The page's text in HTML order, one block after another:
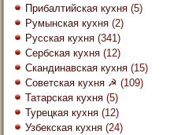
Прибалтийская кухня (5)
Румынская кухня (2)
Русская кухня (341)
Сербская кухня (12)
Скандинавская кухня (15)
Советская кухня ☭ (109)
Татарская кухня (5)
Турецкая кухня (12)
Узбекская кухня (24)